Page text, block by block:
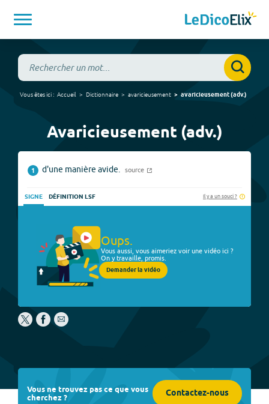
Vous êtes ici : Accueil Dictionnaire avaricieusement avaricieusement(adv.)
Avaricieusement (adv.)
1 d'une manière avide. source
SIGNE DÉFINITION LSF Il y a un souci ?
Oups.
Vous aussi, vous aimeriez voir une vidéo ici ?
On y travaille, promis.
Demander la vidéo
Vous ne trouvez pas ce que vous
cherchez ? Contactez-nous